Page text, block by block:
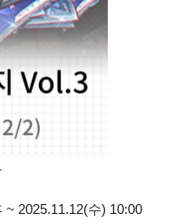
~ 2025.11.12(수) 10:00